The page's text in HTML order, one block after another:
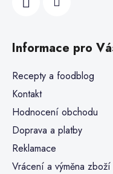
Informace pro
Recepty a foodblog
Kontakt
Hodnocení obchodu
Doprava a platby
Reklamace
Vrácení a výměna zboží